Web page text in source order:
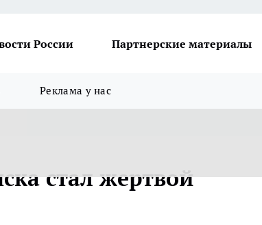
России Партнерские материалы
Реклама у нас
стал жертвой